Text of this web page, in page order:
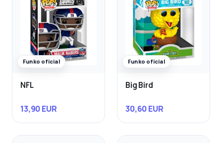
Funko oficial
NFL
13,90 EUR
Funko oficial
Big Bird
30,60 EUR